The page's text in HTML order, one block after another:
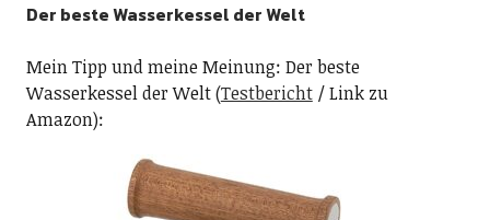
Der beste Wasserkessel der Welt
Mein Tipp und meine Meinung: Der beste
Wasserkessel der Welt (Testbericht/ Link zu
Amazon):